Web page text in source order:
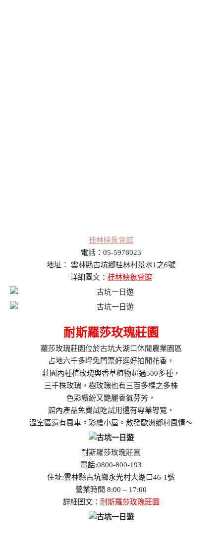
桂林映象會館
電話：05-5978023
地址： 雲林縣古坑鄉桂林村景水1之6號
詳細圖文： 桂林映象會館
耐斯羅莎玫瑰莊園
蘿莎玫瑰莊園位於古坑大湖口休閒農業園區
占地六千多坪免門票好逛好拍聞花香，
莊園內種植玫瑰與香草植物超過500多種，
三千株玫瑰，樹玫瑰也有三百多棵之多株
色彩繽紛又艷麗香氣芬芳，
館內產品免費試吃試用還有專業導覽，
溫室區還有風車。彩繪小屋。散發歐洲鄉村風情～
耐斯羅莎玫瑰莊園
電話:0800-800-193
住址:雲林縣古坑鄉永光村大湖口46-1號
營業時間 8:00 – 17:00
詳細圖文： 耐斯羅莎玫瑰莊園